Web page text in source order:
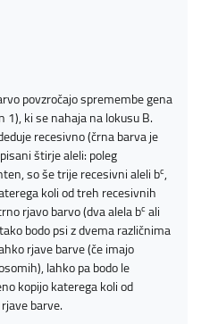
povzročajo spremembe gena
1), ki se nahaja na lokusu B.
recesivno (črna barva je
štirje aleli: poleg
so še trije recesivni aleli bc,
koli od treh recesivnih
rjavo barvo (dva alela bc ali
bodo psi z dvema različnima
rjave barve (če imajo
lahko pa bodo le
kopijo katerega koli od
barve.